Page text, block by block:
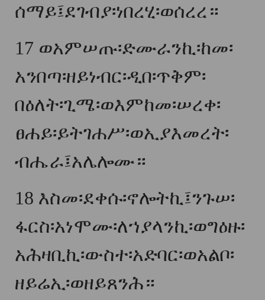
ሰማይ፤ደገብያ፡ነበረሂ፡ወሰረረ።
17 ወአምሠጡ፡ድሙራንኪ፡ከመ፡
አንበጣ፡ዘይነብር፡ዲበ፡ጥቅም፡
በዕለት፡ጊሜ፡ወእምከመ፡ሠረቀ፡
ፀሐይ፡ይትገሐሥ፡ወኢያእመረት፡
ብሔራ፤አሌሎሙ።
18 እስመ፡ደቀሱ፡ኖሎትኪ፤ንጉሠ፡
ፋርስ፡አነሞሙ፡ለኀያላንኪ፡ወግዕዙ፡
አሕዛቢኪ፡ውስተ፡አድባር፡ወአልቦ፡
ዘይሬኢ፡ወዘይጸንሕ።